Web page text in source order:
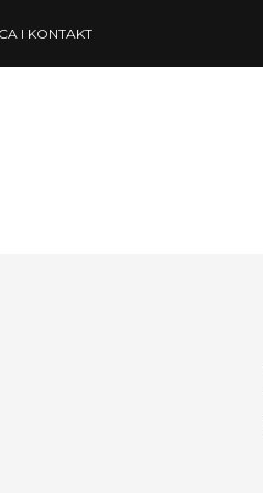
I KONTAKT